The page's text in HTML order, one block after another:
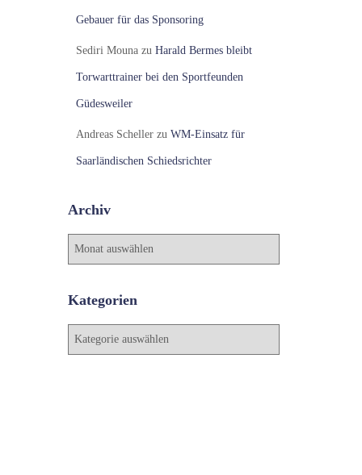
Gebauer für das Sponsoring
Sediri Mounazu Harald Bermes bleibt
Torwarttrainer bei den Sportfeunden
Güdesweiler
Andreas Schellerzu WM-Einsatz für
Saarländischen Schiedsrichter
Archiv
A
h
Kategorien
K